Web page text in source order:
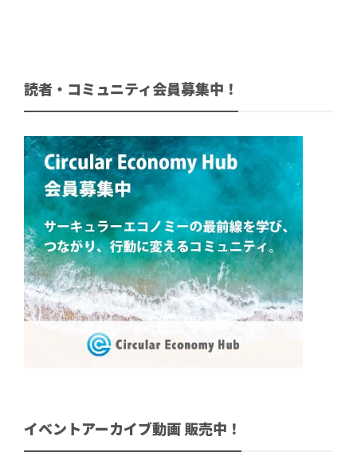
読者・コミュニティ会員募集中！
イベントアーカイブ動画 販売中！